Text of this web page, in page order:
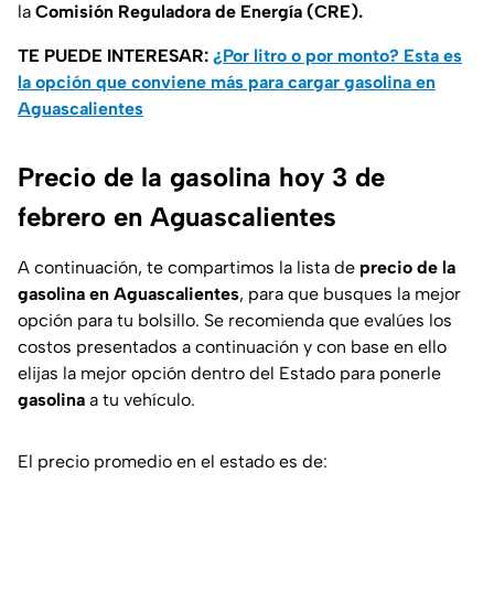
la Comisión Reguladora de Energía (CRE).
TE PUEDE INTERESAR: ¿Por litro o por monto? Esta es
la opción que conviene más para cargar gasolina en
Aguascalientes
Precio de la gasolina hoy 3 de
febrero en Aguascalientes
A continuación, te compartimos la lista de precio de la
gasolina en Aguascalientes, para que busques la mejor
opción para tu bolsillo. Se recomienda que evalúes los
costos presentados a continuación y con base en ello
elijas la mejor opción dentro del Estado para ponerle
gasolina a tu vehículo.
El precio promedio en el estado es de: